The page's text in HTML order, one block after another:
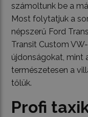
számoltunk be a
Most folytatjuk a
népszerű Ford
Transit Custom
újdonságokat, mint
természetesen a
tőlük.
Profi